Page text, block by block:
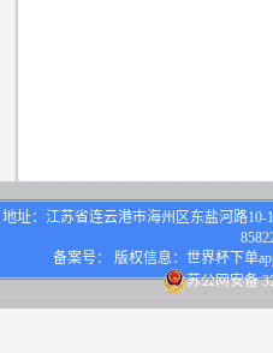
地址：江苏省连云港市海州区东盐河路10-
备案号： 版权信息：世界杯下单
苏公网安备